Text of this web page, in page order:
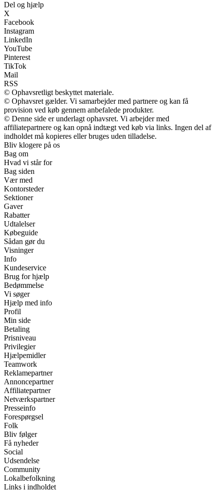
Del og hjælp
X
Facebook
Instagram
LinkedIn
YouTube
Pinterest
TikTok
Mail
RSS
© Ophavsretligt beskyttet materiale.
© Ophavsret gælder. Vi samarbejder med partnere og kan få
provision ved køb gennem anbefalede produkter.
© Denne side er underlagt ophavsret. Vi arbejder med
affiliatepartnere og kan opnå indtægt ved køb via links. Ingen del af
indholdet må kopieres eller bruges uden tilladelse.
Bliv klogere på os
Bag om
Hvad vi står for
Bag siden
Vær med
Kontorsteder
Sektioner
Gaver
Rabatter
Udtalelser
Købeguide
Sådan gør du
Visninger
Info
Kundeservice
Brug for hjælp
Bedømmelse
Vi søger
Hjælp med info
Profil
Min side
Betaling
Prisniveau
Privilegier
Hjælpemidler
Teamwork
Reklamepartner
Annoncepartner
Affiliatepartner
Netværkspartner
Presseinfo
Forespørgsel
Folk
Bliv følger
Få nyheder
Social
Udsendelse
Community
Lokalbefolkning
Links i indholdet